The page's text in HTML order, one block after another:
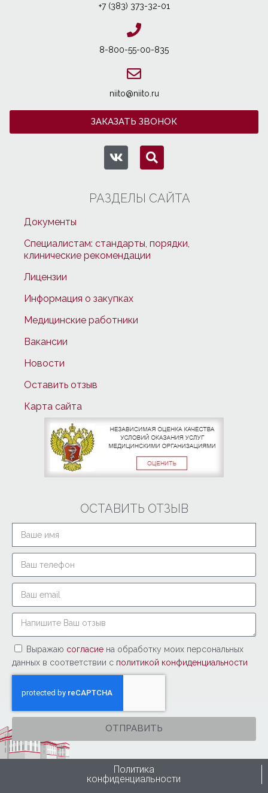
+7 (383) 373-32-01
8-800-55-00-835
niito@niito.ru
ЗАКАЗАТЬ ЗВОНОК
РАЗДЕЛЫ САЙТА
Документы
Специалистам: стандарты, порядки,
клинические рекомендации
Лицензии
Информация о закупках
Медицинские работники
Вакансии
Новости
Оставить отзыв
Карта сайта
ОСТАВИТЬ ОТЗЫВ
Выражаю согласие на обработку моих персональных
данных в соответствии с политикой конфиденциальности
ОТПРАВИТЬ
Политика
конфиденциальности